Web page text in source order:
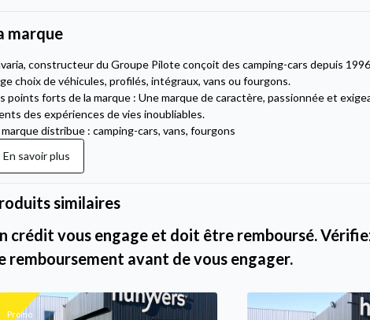
marque
constructeur du Groupe Pilote conçoit des camping-cars depuis
choix de véhicules, profilés, intégraux, vans ou fourgons.
points forts de la marque : Une marque de caractère, passionnée et
des expériences de vies inoubliables.
marque distribue : camping-cars, vans, fourgons
En savoir plus
similaires
crédit vous engage et doit être remboursé.
remboursement avant de vous engager.
Promo